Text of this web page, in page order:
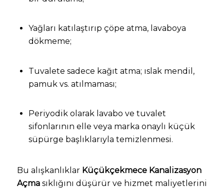
Yağları katılaştırıp çöpe atma, lavaboya
dökmeme;
Tuvalete sadece kağıt atma; ıslak mendil,
pamuk vs. atılmaması;
Periyodik olarak lavabo ve tuvalet
sifonlarının elle veya marka onaylı küçük
süpürge başlıklarıyla temizlenmesi.
Bu alışkanlıklar Küçükçekmece Kanalizasyon
Açmasıklığını düşürür ve hizmet maliyetlerini